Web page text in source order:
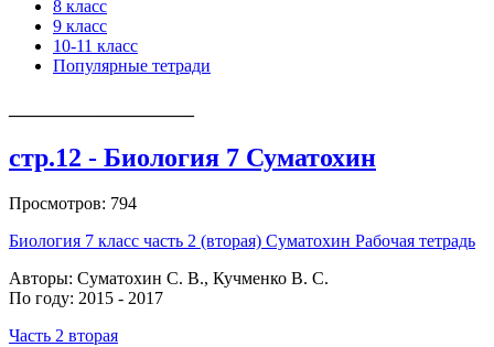
8 класс
9 класс
10-11 класс
Популярные тетради
стр.12 - Биология 7 Суматохин
Просмотров: 794
Биология 7 класс часть 2 (вторая) Суматохин Рабочая тетрадь
Авторы: Суматохин С. В., Кучменко В. С.
По году: 2015 - 2017
Часть 2 вторая